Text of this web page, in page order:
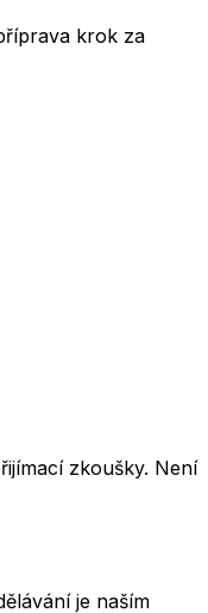
krok za
zkoušky. Není
je naším